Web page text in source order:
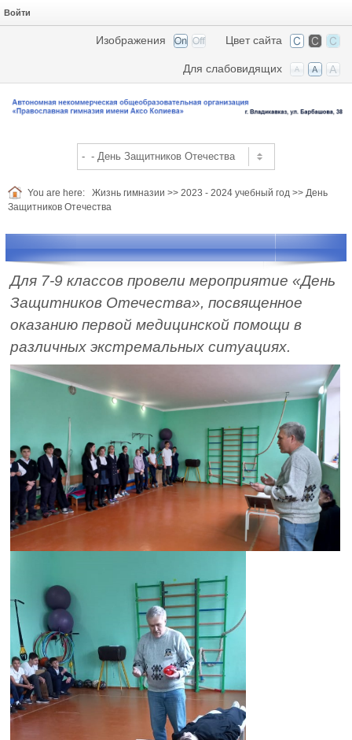
Войти
Цвет сайта
Изображения
Для слабовидящих
You are here: Жизнь гимназии >> 2023 - 2024 учебный год >> День
Защитников Отечества
Для 7-9 классов провели мероприятие «День
Защитников Отечества», посвященное
оказанию первой медицинской помощи в
различных экстремальных ситуациях.